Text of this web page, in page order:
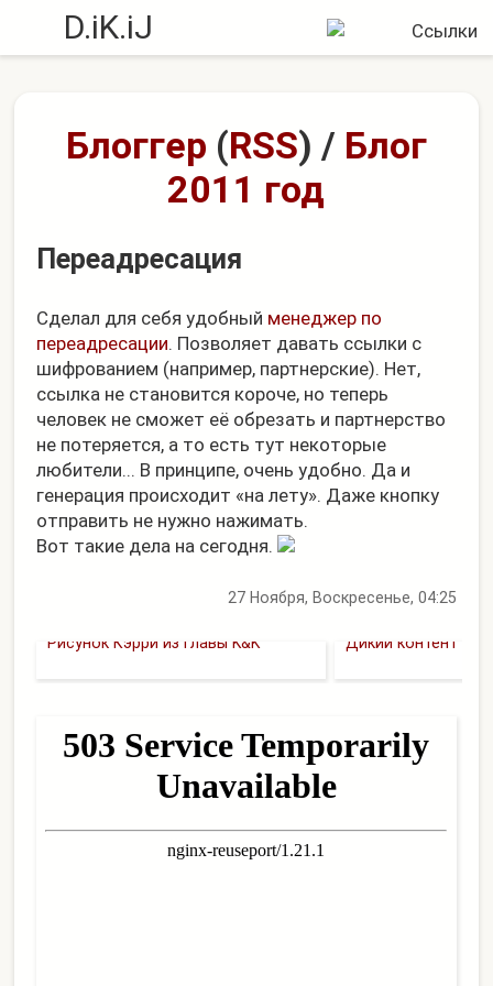
D.iK.iJ
Блоггер (RSS) / Блог
2011 год
Переадресация
Сделал для себя удобный менеджер по
переадресации. Позволяет давать ссылки с
шифрованием (например, партнерские). Нет,
ссылка не становится короче, но теперь
человек не сможет её обрезать и партнерство
не потеряется, а то есть тут некоторые
любители... В принципе, очень удобно. Да и
генерация происходит «на лету». Даже кнопку
отправить не нужно нажимать.
Вот такие дела на сегодня.
27 Ноября, Воскресенье, 04:25
Рисунок Кэрри из главы K&K Дикий контент